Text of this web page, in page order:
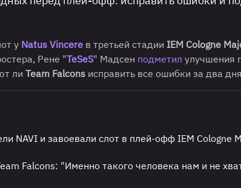
у Natus Vincere в третьей стадии IEM Cologne
Рене "TeSeS" Мадсен подметил улучшения
ли Team Falcons исправить все ошибки за два
NAVI и завоевали cлот в плей-офф IEM Cologne
Falcons: "Именно такого человека нам и не